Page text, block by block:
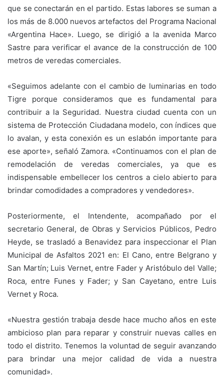
que se conectarán en el partido. Estas labores se suman a
los más de 8.000 nuevos artefactos del Programa Nacional
«Argentina Hace». Luego, se dirigió a la avenida Marco
Sastre para verificar el avance de la construcción de 100
metros de veredas comerciales.
«Seguimos adelante con el cambio de luminarias en todo
Tigre porque consideramos que es fundamental para
contribuir a la Seguridad. Nuestra ciudad cuenta con un
sistema de Protección Ciudadana modelo, con índices que
lo avalan, y esta conexión es un eslabón importante para
ese aporte», señaló Zamora. «Continuamos con el plan de
remodelación de veredas comerciales, ya que es
indispensable embellecer los centros a cielo abierto para
brindar comodidades a compradores y vendedores».
Posteriormente, el Intendente, acompañado por el
secretario General, de Obras y Servicios Públicos, Pedro
Heyde, se trasladó a Benavidez para inspeccionar el Plan
Municipal de Asfaltos 2021 en: El Cano, entre Belgrano y
San Martín; Luis Vernet, entre Fader y Aristóbulo del Valle;
Roca, entre Funes y Fader; y San Cayetano, entre Luis
Vernet y Roca.
«Nuestra gestión trabaja desde hace mucho años en este
ambicioso plan para reparar y construir nuevas calles en
todo el distrito. Tenemos la voluntad de seguir avanzando
para brindar una mejor calidad de vida a nuestra
comunidad».